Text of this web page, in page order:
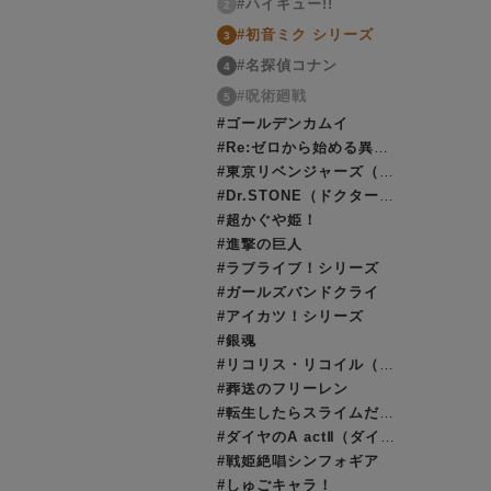
2 #ハイキュー!!
3 #初音ミク シリーズ
4 #名探偵コナン
5
#呪術廻戦
#ゴールデンカムイ
#Re:ゼロから始める異世界生活（リゼロ）
#東京リベンジャーズ（東リベ）
#Dr.STONE（ドクターストーン）
#超かぐや姫！
#進撃の巨人
#ラブライブ！シリーズ
#ガールズバンドクライ
#アイカツ！シリーズ
#銀魂
#リコリス・リコイル（リコリコ）
#葬送のフリーレン
#転生したらスライムだった件（転スラ）
#ダイヤのA actⅡ（ダイヤのエース）
#戦姫絶唱シンフォギア
#しゅごキャラ！